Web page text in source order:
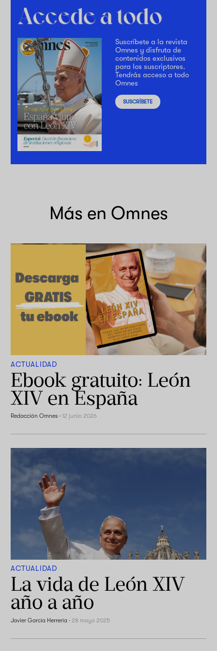
Suscríbete a la revista
Omnes y disfruta de
contenidos exclusivos
para los suscriptores.
Tendrás acceso a todo
Omnes
SUSCRÍBETE
Más en Omnes
ACTUALIDAD
Ebook gratuito: León
XIV en España
Redacción Omnes ·12 junio 2026
ACTUALIDAD
La vida de León XIV
año a año
Javier García Herrería ·28 mayo 2025